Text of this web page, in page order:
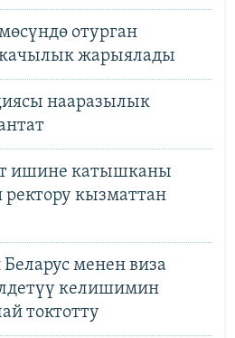
отурган
жарыялады
нааразылык
ишине катышканы
кызматтан
менен виза
келишимин
токтотту